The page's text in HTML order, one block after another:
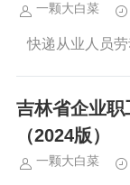
一颗大白菜
快递从业人员
吉林省企业
（2024版）
一颗大白菜